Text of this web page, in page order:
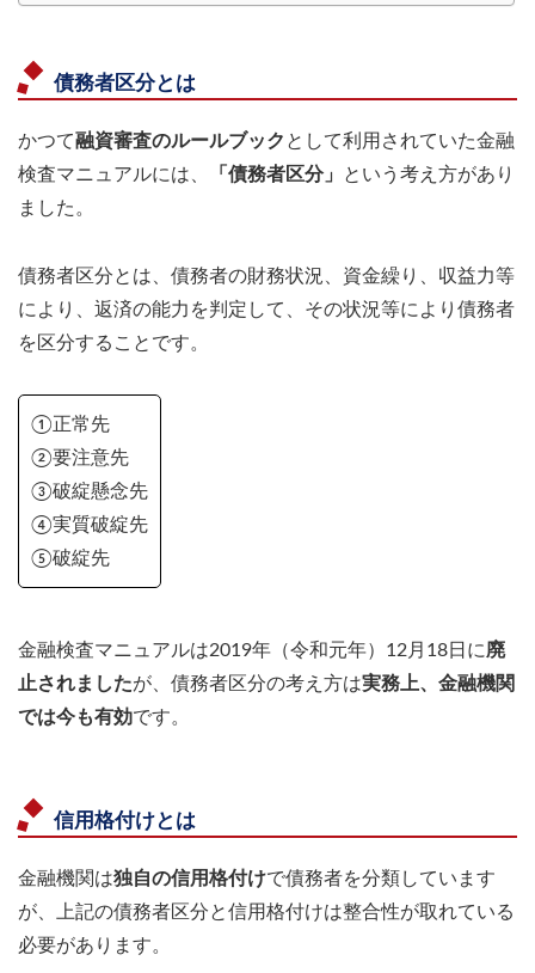
債務者区分とは
かつて融資審査のルールブック として利用されていた金融
検査マニュアルには、
「債務者区分」
という考え方があり
ました。
債務者区分とは、債務者の財務状況、資金繰り、収益力等
により、返済の能力を判定して、その状況等により債務者
を区分することです。
①正常先
②要注意先
③破綻懸念先
④実質破綻先
⑤破綻先
金融検査マニュアルは2019年（令和元年）12月18日に廃
止されましたが、債務者区分の考え方は実務上、金融機関
では今も有効です。
信用格付けとは
金融機関は独自の信用格付けで債務者を分類しています
が、上記の債務者区分と信用格付けは整合性が取れている
必要があります。